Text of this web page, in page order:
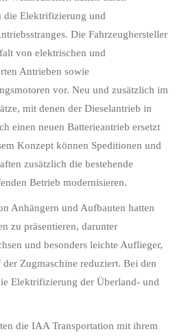
die Elektrifizierung und
Die Fahrzeughersteller
von elektrischen und
Antrieben sowie
vor. Neu und zusätzlich im
mit denen der Dieselantrieb in
einen neuen Batterieantrieb ersetzt
Konzept können Speditionen und
zusätzlich die bestehende
Betrieb modernisieren.
Anhängern und Aufbauten hatten
zu präsentieren, darunter
und besonders leichte Auflieger,
Zugmaschine reduziert. Bei den
Elektrifizierung der Überland- und
die IAA Transportation mit ihrem